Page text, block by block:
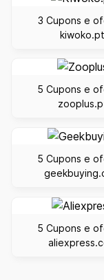
3 Cupons e
kiwoko.pt
5 Cupons e
5 Cupons e
5 Cupons e